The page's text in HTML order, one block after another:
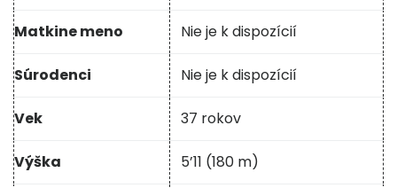
Matkine meno Nie je k dispozícií
Súrodenci Nie je k dispozícií
Vek 37 rokov
Výška 5’11 (180 m)